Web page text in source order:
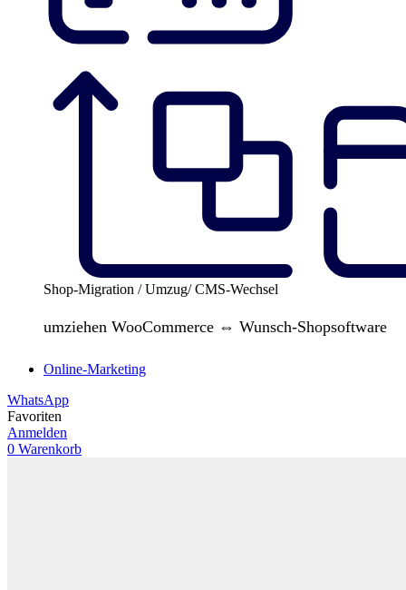
Shop-Migration / Umzug/ CMS-Wechsel
umziehen WooCommerce ⇔ Wunsch-Shopsoftware
Online-Marketing
WhatsApp
Favoriten
Anmelden
0 Warenkorb